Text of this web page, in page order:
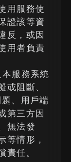
用服務使
證該等資
反，或因
用者負責
服務系統
或阻斷、
、用戶端
第三方因
無法發
等情形，
任。